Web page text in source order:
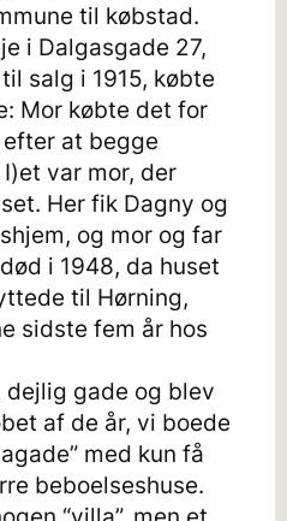
til købstad.
i Dalgasgade 27,
salg i 1915, købte
Mor købte det for
at begge
var mor, der
Her fik Dagny og
og mor og far
i 1948, da huset
til Hørning,
sidste fem år hos
dejlig gade og blev
af de år, vi boede
med kun få
beboelseshuse.